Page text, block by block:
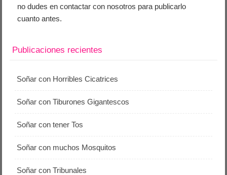
no dudes en contactar con nosotros para publicarlo
cuanto antes.
Publicaciones recientes
Soñar con Horribles Cicatrices
Soñar con Tiburones Gigantescos
Soñar con tener Tos
Soñar con muchos Mosquitos
Soñar con Tribunales